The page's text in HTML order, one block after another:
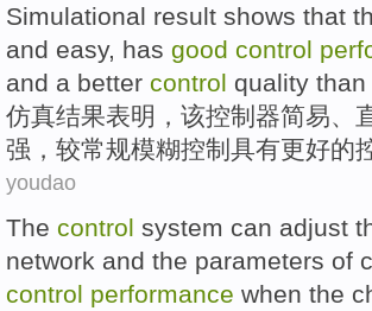
Simulational result shows that
and easy, has good control
and a better control quality
仿真结果表明 ， 该控制器简易、
强， 较常规模糊控制具有更好的
youdao
The control system can adjust
network and the parameters of
control performance when the